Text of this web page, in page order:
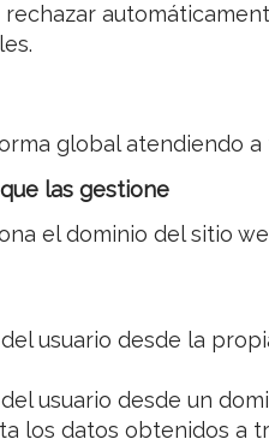
global atendiendo
las gestione
el dominio del sitio
usuario desde la
usuario desde un
los datos obtenidos a